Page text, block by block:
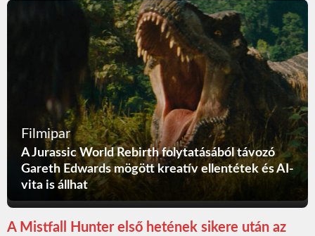
Filmipar
A Jurassic World Rebirth folytatásából távozó
Gareth Edwards mögött kreatív ellentétek és AI-
vita is állhat
A Mistfall Hunter első hetének sikere után az